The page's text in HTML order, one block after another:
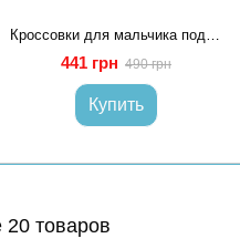
Кроссовки для мальчика подростка 31 Серый STREAM (712793-31)
441 грн 490 грн
Купить
товаров